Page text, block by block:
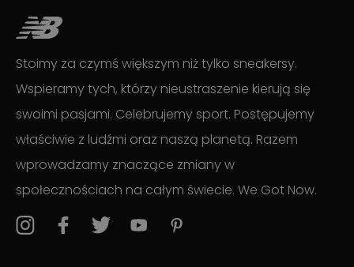
Stoimy za czymś większym niż tylko sneakersy.
Wspieramy tych, którzy nieustraszenie kierują się
swoimi pasjami. Celebrujemy sport. Postępujemy
właściwie z ludźmi oraz naszą planetą. Razem
wprowadzamy znaczące zmiany w
społecznościach na całym świecie. We Got Now.